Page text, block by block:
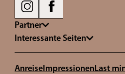
Partner
Interessante Seiten
AnreiseImpressionenLast